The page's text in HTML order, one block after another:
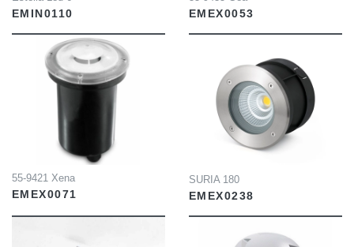
EMIN0110 EMEX0053
55-9421 Xena
EMEX0071
INFO
SURIA 180
EMEX0238